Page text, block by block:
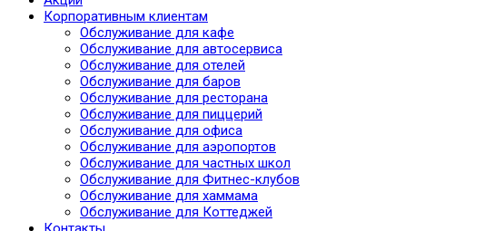
Корпоративным клиентам
Обслуживание для кафе
Обслуживание для автосервиса
Обслуживание для отелей
Обслуживание для баров
Обслуживание для ресторана
Обслуживание для пиццерий
Обслуживание для офиса
Обслуживание для аэропортов
Обслуживание для частных школ
Обслуживание для Фитнес-клубов
Обслуживание для хаммама
Обслуживание для Коттеджей